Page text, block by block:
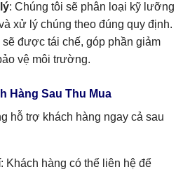
: Chúng tôi sẽ phân loại kỹ lưỡng
xử lý chúng theo đúng quy định.
sẽ được tái chế, góp phần giảm
vệ môi trường.
Hàng Sau Thu Mua
hỗ trợ khách hàng ngay cả sau
: Khách hàng có thể liên hệ để